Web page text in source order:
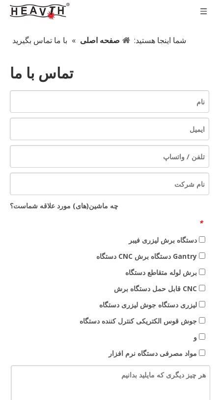
شما اینجا هستید: صفحه اصلی » با ما تماس بگیرید
تماس با ما
چه ماشین(های) مورد علاقه شماست؟
*
دستگاه برش لیزری فیبر
برش لوله متقاطع دستگاه
لیزری دستگاه جوش لیزری دستگاه
جوش قوس الکتریکی کنترل کننده دستگاه
و
مواد مصرفی دستگاه نرم افزار